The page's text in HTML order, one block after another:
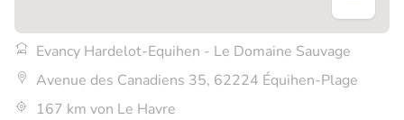
Evancy Hardelot-Equihen - Le Domaine Sauvage
Avenue des Canadiens 35, 62224 Équihen-Plage
167 km von Le Havre